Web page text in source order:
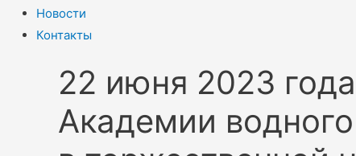
Новости
Контакты
22 июня 2023
Академии